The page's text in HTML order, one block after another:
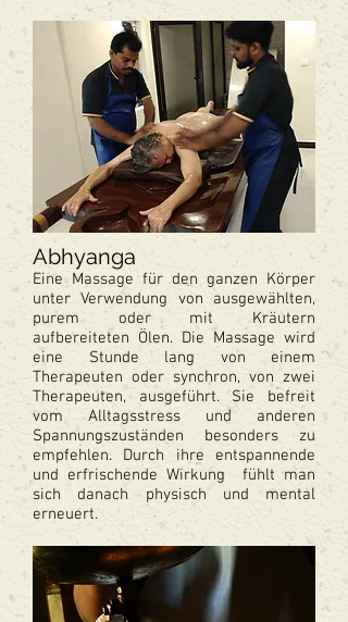
Abhyanga
Eine Massage für den ganzen Körper
unter Verwendung von ausgewählten,
purem oder mit Kräutern
aufbereiteten Ölen. Die Massage wird
eine Stunde lang von einem
Therapeuten oder synchron, von zwei
Therapeuten, ausgeführt. Sie befreit
vom Alltagsstress und anderen
Spannungszuständen besonders zu
empfehlen. Durch ihre entspannende
und erfrischende Wirkung fühlt man
sich danach physisch und mental
erneuert.